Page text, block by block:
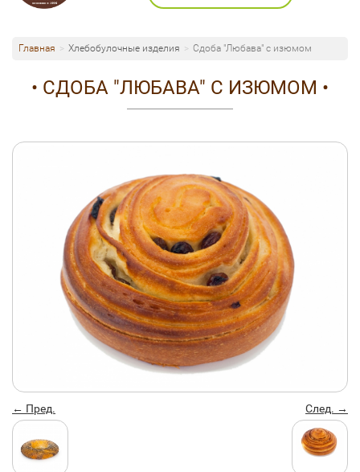
Главная Хлебобулочные изделия Сдоба "Любава" с изюмом
• СДОБА "ЛЮБАВА" С ИЗЮМОМ •
← Пред. След. →